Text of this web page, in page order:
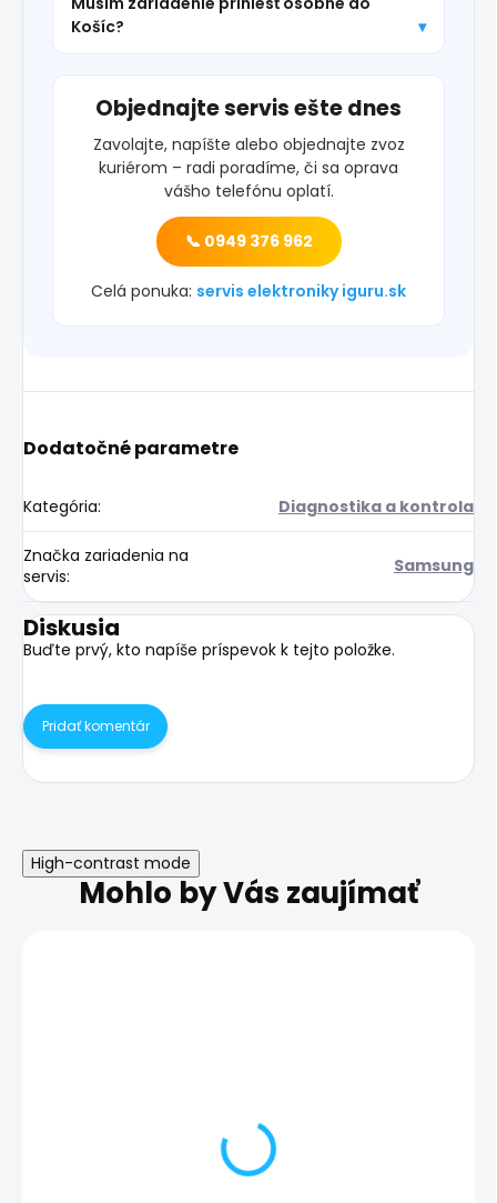
Košíc?
Objednajte servis ešte dnes
Zavolajte, napíšte alebo objednajte zvoz
kuriérom – radi poradíme, či sa oprava
vášho telefónu oplatí.
📞 0949 376 962
Celá ponuka: servis elektroniky iguru.sk
Dodatočné parametre
Kategória: Diagnostika a kontrola
Značka zariadenia na
servis: Samsung
Diskusia
Buďte prvý, kto napíše príspevok k tejto položke.
Pridať komentár
High-contrast mode
Mohlo by Vás zaujímať
Nefunkčné slúchadlo |